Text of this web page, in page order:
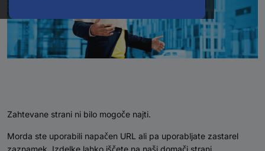
Zahtevane strani ni bilo mogoče najti.
Morda ste uporabili napačen URL ali pa uporabljate zastarel